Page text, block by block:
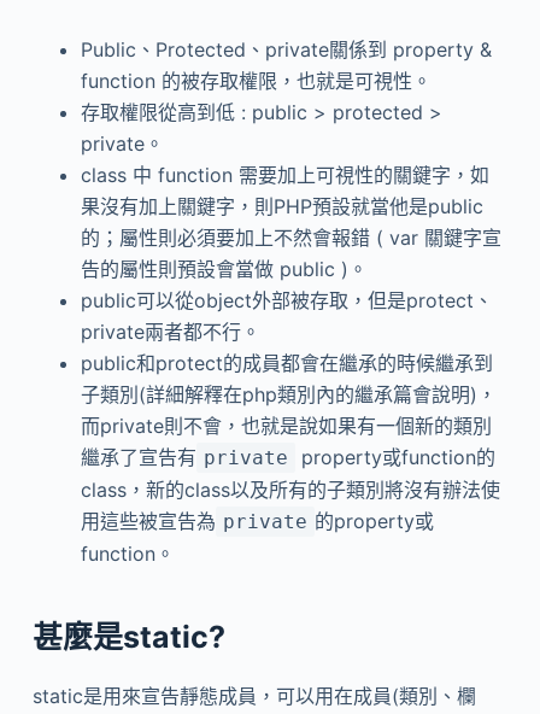
Public、Protected、private關係到 property &
function 的被存取權限，也就是可視性。
存取權限從高到低 : public > protected >
private。
class 中 function 需要加上可視性的關鍵字，如
果沒有加上關鍵字，則PHP預設就當他是public
的；屬性則必須要加上不然會報錯 ( var 關鍵字宣
告的屬性則預設會當做 public )。
public可以從object外部被存取，但是protect、
private兩者都不行。
public和protect的成員都會在繼承的時候繼承到
子類別(詳細解釋在php類別內的繼承篇會說明)，
而private則不會，也就是說如果有一個新的類別
繼承了宣告有 private
property或function的
class，新的class以及所有的子類別將沒有辦法使
用這些被宣告為 private 的property或
function。
甚麼是static?
static是用來宣告靜態成員，可以用在成員(類別、欄